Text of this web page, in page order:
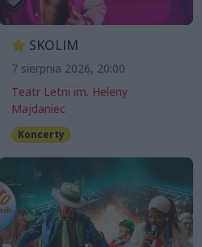
SKOLIM
7 sierpnia 2026, 20:00
Teatr Letni im. Heleny
Majdaniec
Koncerty